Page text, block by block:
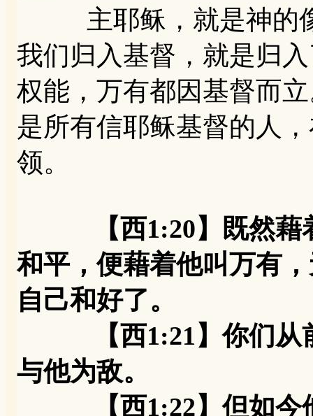
主耶稣，就是神的像
我们归入基督，就是归
权能，万有都因基督而
是所有信耶稣基督的人
领。
【西1:20】既然
和平，便藉着他叫万有
自己和好了。
【西1:21】你们从
与他为敌。
【西1:22】但如今他